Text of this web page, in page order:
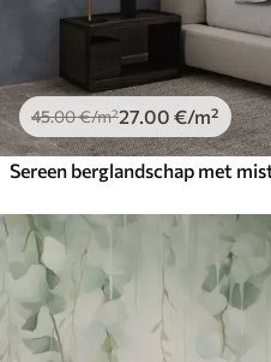
45.00€/m²27.00 €/m²